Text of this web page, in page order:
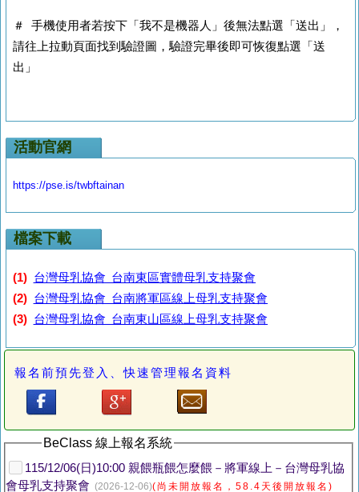
＃ 手機使用者若按下「我不是機器人」後無法點選「送出」，
請往上拉動頁面找到驗證圖，驗證完畢後即可恢復點選「送
出」
活動官網
https://pse.is/twbftainan
檔案下載
(1) 台灣母乳協會 台南東區實體母乳支持聚會
(2) 台灣母乳協會 台南將軍區線上母乳支持聚會
(3) 台灣母乳協會 台南東山區線上母乳支持聚會
報名前預先登入、快速管理報名資料
BeClass 線上報名系統
115/12/06(日)10:00 親餵瓶餵怎麼餵－將軍線上－台灣母乳協
會母乳支持聚會 (2026-12-06)(尚未開放報名，58.4天後開放報名)